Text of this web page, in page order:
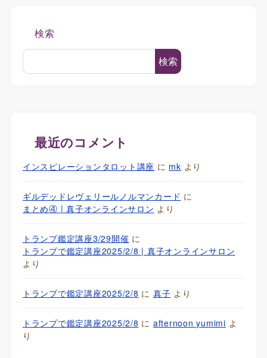
検索
検索
最近のコメント
インスピレーションタロット講座 に mk より
ギルデッドレヴェリールノルマンカード に
まとめ④ | 真子オンラインサロン より
トランプ鑑定講座3/29開催 に
トランプで鑑定講座2025/2/8 | 真子オンラインサロン
より
トランプで鑑定講座2025/2/8 に 真子 より
トランプで鑑定講座2025/2/8 に afternoon yumimi よ
り